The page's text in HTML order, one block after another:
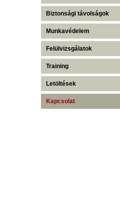
Biztonsági távolságok
Munkavédelem
Felülvizsgálatok
Training
Letöltések
Kapcsolat